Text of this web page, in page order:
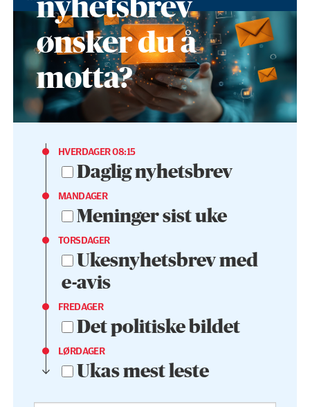
nyhetsbrev
ønsker du å
motta?
HVERDAGER 08:15
Daglig nyhetsbrev
MANDAGER
Meninger sist uke
TORSDAGER
Ukesnyhetsbrev med
e-avis
FREDAGER
Det politiske bildet
LØRDAGER
Ukas mest leste